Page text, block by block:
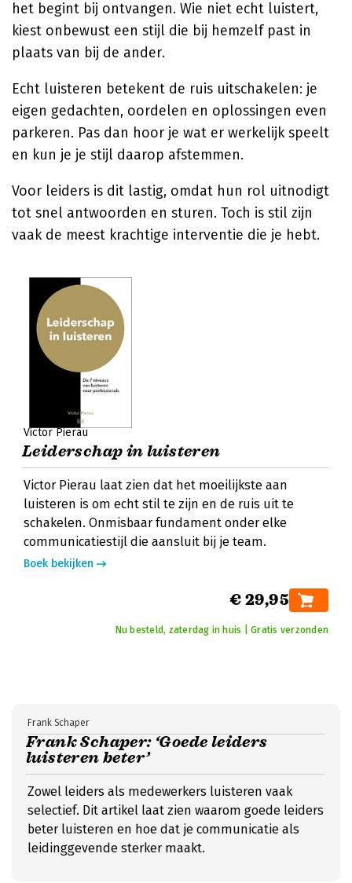
het begint bij ontvangen. Wie niet echt luistert,
kiest onbewust een stijl die bij hemzelf past in
plaats van bij de ander.
Echt luisteren betekent de ruis uitschakelen: je
eigen gedachten, oordelen en oplossingen even
parkeren. Pas dan hoor je wat er werkelijk speelt
en kun je je stijl daarop afstemmen.
Voor leiders is dit lastig, omdat hun rol uitnodigt
tot snel antwoorden en sturen. Toch is stil zijn
vaak de meest krachtige interventie die je hebt.
Victor Pierau
Leiderschap in luisteren
Victor Pierau laat zien dat het moeilijkste aan
luisteren is om echt stil te zijn en de ruis uit te
schakelen. Onmisbaar fundament onder elke
communicatiestijl die aansluit bij je team.
Boek bekijken
€ 29,95
Nu besteld, zaterdag in huis | Gratis verzonden
Frank Schaper: ‘Goede leiders
luisteren beter’
Frank Schaper
Zowel leiders als medewerkers luisteren vaak
selectief. Dit artikel laat zien waarom goede leiders
beter luisteren en hoe dat je communicatie als
leidinggevende sterker maakt.